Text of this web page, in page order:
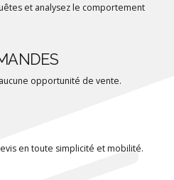
et analysez le comportement
opportunité de vente.
en toute simplicité et mobilité.